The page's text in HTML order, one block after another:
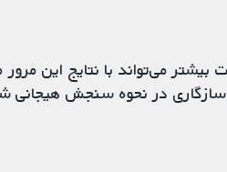
می‌تواند با نتایج این مرور
سازگاری در نحوه سنجش هیجانی